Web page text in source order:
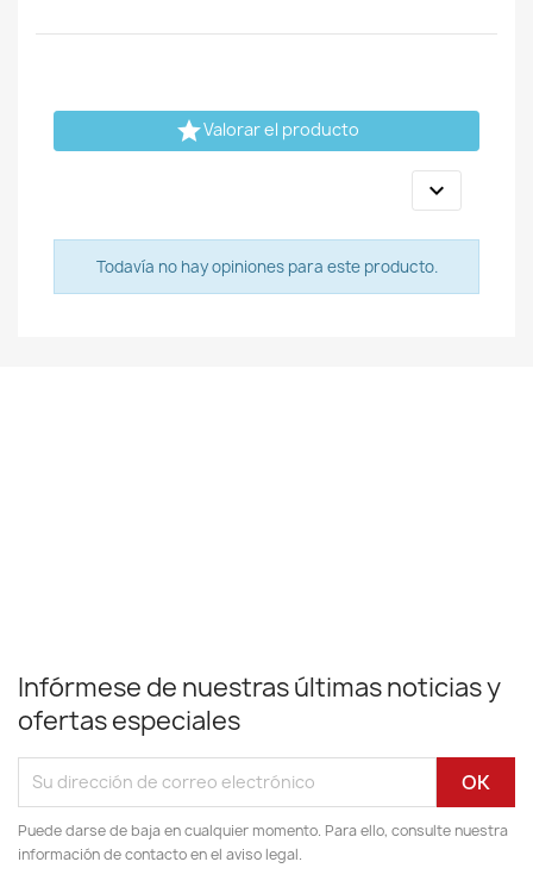
Valorar el producto

Todavía no hay opiniones para este producto.
Infórmese de nuestras últimas noticias y
ofertas especiales
Puede darse de baja en cualquier momento. Para ello, consulte nuestra
información de contacto en el aviso legal.